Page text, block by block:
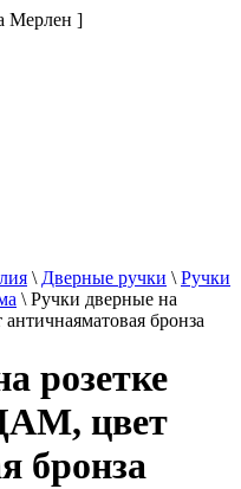
Мерлен ]
\ Дверные ручки \ Ручки
\ Ручки дверные на
бронза
розетке
цвет
бронза